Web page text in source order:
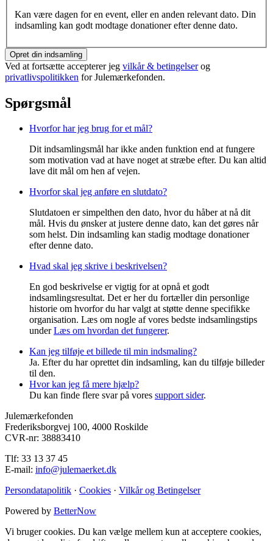
Kan være dagen for en event, eller en anden relevant dato. Din
indsamling kan godt modtage donationer efter denne dato.
Opret din indsamling
Ved at fortsætte accepterer jeg vilkår & betingelserog
privatlivspolitikken for Julemærkefonden.
Spørgsmål
Hvorfor har jeg brug for et mål?
Dit indsamlingsmål har ikke anden funktion end at fungere
som motivation vad at have noget at stræbe efter. Du kan altid
lave dit mål om hen af vejen.
Hvorfor skal jeg anføre en slutdato?
Slutdatoen er simpelthen den dato, hvor du håber at nå dit
mål. Hvis du ønsker at justere denne dato, kan det gøres når
som helst. Din indsamling kan stadig modtage donationer
efter denne dato.
Hvad skal jeg skrive i beskrivelsen?
En god beskrivelse er vigtig for at opnå et godt
indsamlingsresultat. Det er her du fortæller din personlige
historie om hvorfor du har valgt at støtte denne specifikke
organisation. Læs om nogle af vores bedste indsamlingstips
underLæs om hvordan det fungerer.
Kan jeg tilføje et billede til min indsmaling?
Ja. Efter du har oprettet din indsamling, kan du tilføje billeder
til den.
Hvor kan jeg få mere hjælp?
Du kan finde flere svar på vores support sider.
Julemærkefonden
Frederiksborgvej 100, 4000 Roskilde
CVR-nr: 38883410
Tlf: 33 13 37 45
E-mail: info@julemaerket.dk
Persondatapolitik · Cookies · Vilkår og Betingelser
Powered by BetterNow
Vi bruger cookies. Du kan vælge mellem kun at acceptere cookies,